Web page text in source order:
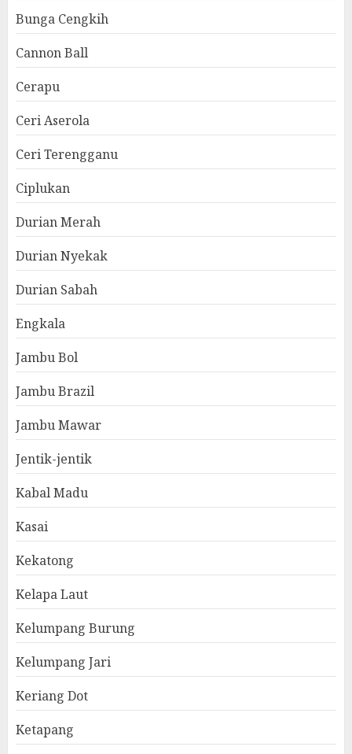
Bunga Cengkih
Cannon Ball
Cerapu
Ceri Aserola
Ceri Terengganu
Ciplukan
Durian Merah
Durian Nyekak
Durian Sabah
Engkala
Jambu Bol
Jambu Brazil
Jambu Mawar
Jentik-jentik
Kabal Madu
Kasai
Kekatong
Kelapa Laut
Kelumpang Burung
Kelumpang Jari
Keriang Dot
Ketapang